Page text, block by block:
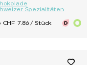
Spezialitäten
CHF 7.86 / Stück